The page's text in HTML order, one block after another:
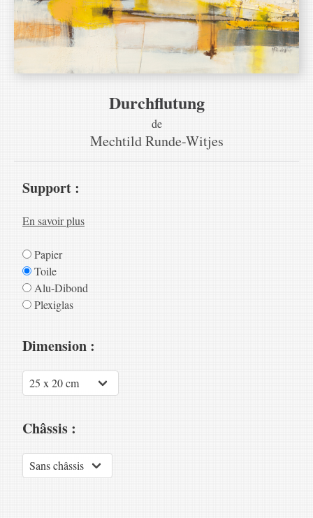
Durchflutung
de
Mechtild Runde-Witjes
Support :
En savoir plus
Papier
Toile
Alu-Dibond
Plexiglas
Dimension :
Châssis :